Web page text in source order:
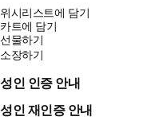
초기부터 시장을 이끌어
파산, 인수, 소유권 이전으
살아남은 개발자들의 자
얻으리라고 상상조차 하지
선봉장으로 자리매김하기
친 노장의 회고록에서 게
에 대한 흥미롭고 통찰력
위시리스트에 담기
카트에 담기
선물하기
소장하기
성인 인증 안내
성인 재인증 안내